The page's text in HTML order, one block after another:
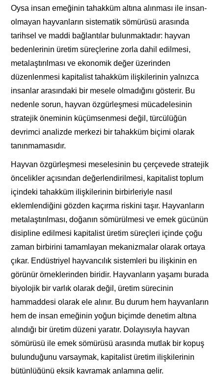
Oysa insan emeğinin tahakküm altına alınması ile insan-
olmayan hayvanların sistematik sömürüsü arasında
tarihsel ve maddi bağlantılar bulunmaktadır: hayvan
bedenlerinin üretim süreçlerine zorla dahil edilmesi,
metalaştırılması ve ekonomik değer üzerinden
düzenlenmesi kapitalist tahakküm ilişkilerinin yalnızca
insanlar arasındaki bir mesele olmadığını gösterir. Bu
nedenle sorun, hayvan özgürleşmesi mücadelesinin
stratejik öneminin küçümsenmesi değil, türcülüğün
devrimci analizde merkezi bir tahakküm biçimi olarak
tanınmamasıdır.
Hayvan özgürleşmesi meselesinin bu çerçevede stratejik
öncelikler açısından değerlendirilmesi, kapitalist toplum
içindeki tahakküm ilişkilerinin birbirleriyle nasıl
eklemlendiğini gözden kaçırma riskini taşır. Hayvanların
metalaştırılması, doğanın sömürülmesi ve emek gücünün
disipline edilmesi kapitalist üretim süreçleri içinde çoğu
zaman birbirini tamamlayan mekanizmalar olarak ortaya
çıkar. Endüstriyel hayvancılık sistemleri bu ilişkinin en
görünür örneklerinden biridir. Hayvanların yaşamı burada
biyolojik bir varlık olarak değil, üretim sürecinin
hammaddesi olarak ele alınır. Bu durum hem hayvanların
hem de insan emeğinin yoğun biçimde denetim altına
alındığı bir üretim düzeni yaratır. Dolayısıyla hayvan
sömürüsü ile emek sömürüsü arasında mutlak bir kopuş
bulunduğunu varsaymak, kapitalist üretim ilişkilerinin
bütünlüğünü eksik kavramak anlamına gelir.